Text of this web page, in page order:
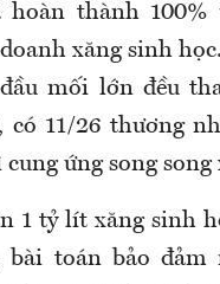
hoàn thành 100%
xăng sinh
mối lớn đều
có 11/26 thương
ứng song song
1 tỷ lít xăng sinh
toán bảo đảm